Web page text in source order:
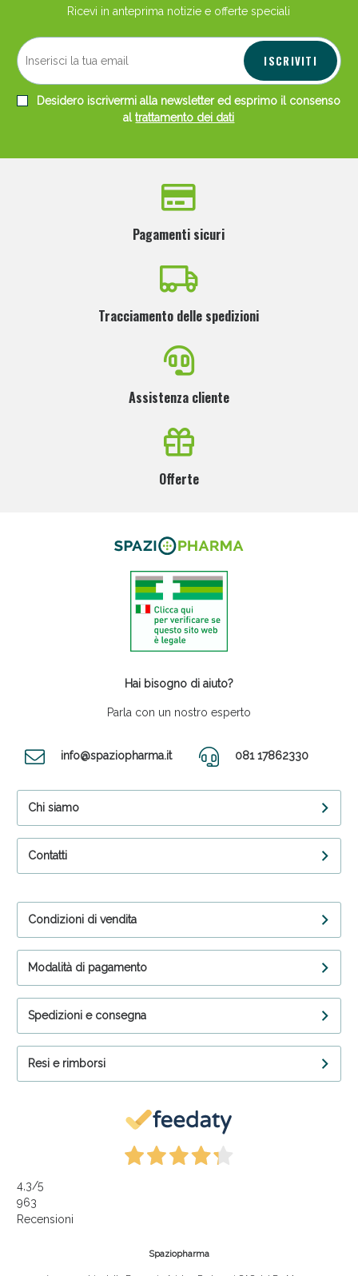
Ricevi in anteprima notizie e offerte speciali
ISCRIVITI
Desidero iscrivermi alla newsletter ed esprimo il consenso
altrattamento dei dati
Pagamenti sicuri
Tracciamento delle spedizioni
Assistenza cliente
Offerte
Hai bisogno di aiuto?
Parla con un nostro esperto
info@spaziopharma.it 081 17862330
Chi siamo
Contatti
Condizioni di vendita
Modalità di pagamento
Spedizioni e consegna
Resi e rimborsi
4,3/5
963
Recensioni
Spaziopharma